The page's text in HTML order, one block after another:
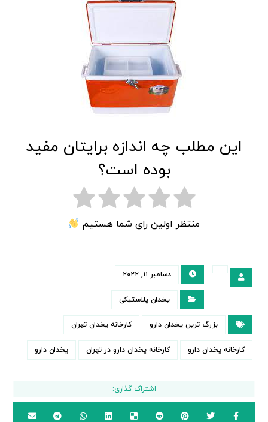
این مطلب چه اندازه برایتان مفید
بوده است؟
منتظر اولین رای شما هستیم
دسامبر ۱۱, ۲۰۲۲
یخدان پلاستیکی
بزرگ ترین یخدان دارو کارخانه یخدان تهران
کارخانه یخدان دارو کارخانه یخدان دارو در تهران یخدان دارو